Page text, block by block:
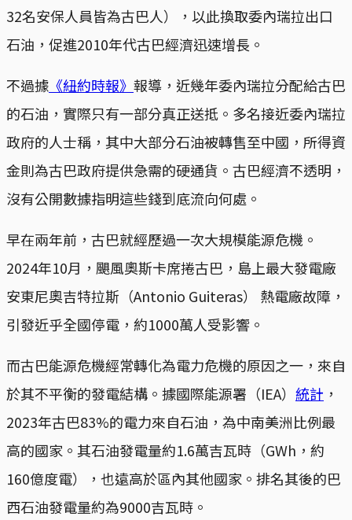
32名安保人員皆為古巴人），以此換取委內瑞拉出口
石油，促進2010年代古巴經濟迅速增長。
不過據 《紐約時報》 報導，近幾年委內瑞拉分配給古巴
的石油，實際只有一部分真正送抵。多名接近委內瑞拉
政府的人士稱，其中大部分石油被轉售至中國，所得資
金則為古巴政府提供急需的硬通貨。古巴經濟不透明，
沒有公開數據指明這些錢到底流向何處。
早在兩年前，古巴就經歷過一次大規模能源危機。
2024年10月，颶風奧斯卡席捲古巴，島上最大發電廠
安東尼奧吉特拉斯（Antonio Guiteras） 熱電廠故障，
引發近乎全國停電，約1000萬人受影響。
而古巴能源危機經常轉化為電力危機的原因之一，來自
於其不平衡的發電結構。據國際能源署（IEA） 統計 ，
2023年古巴83%的電力來自石油，為中南美洲比例最
高的國家。其石油發電量約1.6萬吉瓦時（GWh，約
160億度電），也遠高於區內其他國家。排名其後的巴
西石油發電量約為9000吉瓦時。